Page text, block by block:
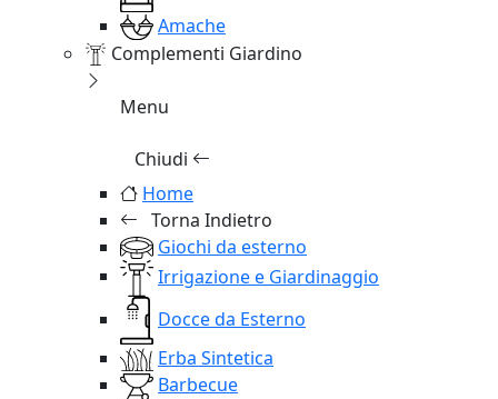
Amache
Complementi Giardino
Menu
Chiudi
Home
Torna Indietro
Giochi da esterno
Irrigazione e Giardinaggio
Docce da Esterno
Erba Sintetica
Barbecue